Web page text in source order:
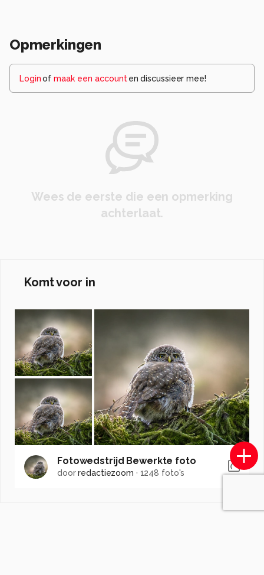
Opmerkingen
Loginof maak een account en discussieer mee!
Wees de eerste die een opmerking
achterlaat.
Komt voor in
Fotowedstrijd Bewerkte foto
doorredactiezoom · 1248 foto's